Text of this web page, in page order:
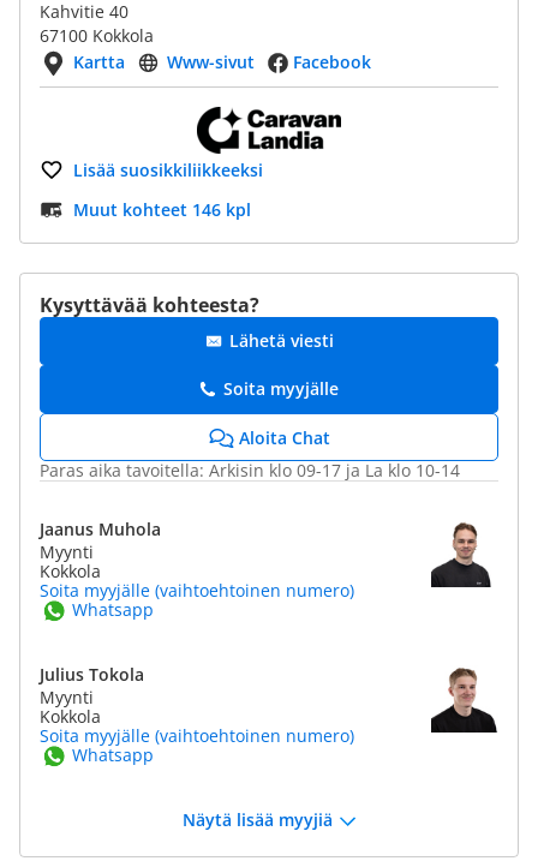
Kahvitie 40
67100 Kokkola
Kartta
Www-sivut Facebook
Lisää suosikkiliikkeeksi
Muut kohteet 146 kpl
Kysyttävää kohteesta?
Lähetä viesti
Soita myyjälle
Aloita Chat
Paras aika tavoitella: Arkisin klo 09-17 ja La klo 10-14
Jaanus Muhola
Myynti
Kokkola
Soita myyjälle (vaihtoehtoinen numero)
Whatsapp
Julius Tokola
Myynti
Kokkola
Soita myyjälle (vaihtoehtoinen numero)
Whatsapp
Näytä lisää myyjiä